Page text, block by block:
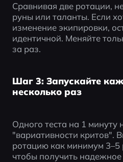
Сравнивая две ротации,
руны или таланты. Если
изменение экипировки,
идентичной. Меняйте
за раз.
Шаг 3: Запускайте
несколько раз
Одного теста на 1 минуту
"вариативности критов".
ротацию как минимум 3–5
чтобы получить надежное